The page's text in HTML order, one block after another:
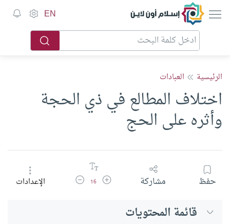
إسلام أون لاين EN
الرئيسية العبادات
اختلاف المطالع في ذي الحجة
وأثره على الحج
حفظ مشاركة زيادة حجم الخط
16 تقليل حجم الخطالإعدادات
قائمة المحتويات